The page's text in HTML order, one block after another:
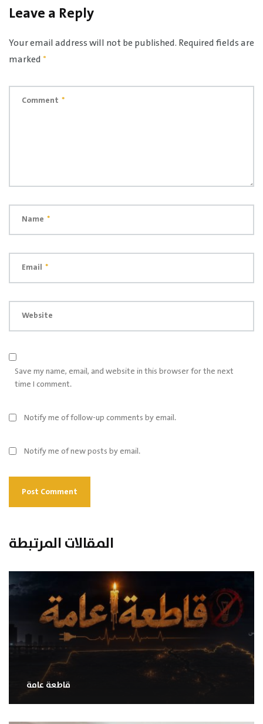
Leave a Reply
Your email address will not be published. Required fields are
marked*
Comment *
Name *
Email *
Website
Save my name, email, and website in this browser for the next
time I comment.
Notify me of follow-up comments by email.
Notify me of new posts by email.
المقالات المرتبطة
قاطعة عامة